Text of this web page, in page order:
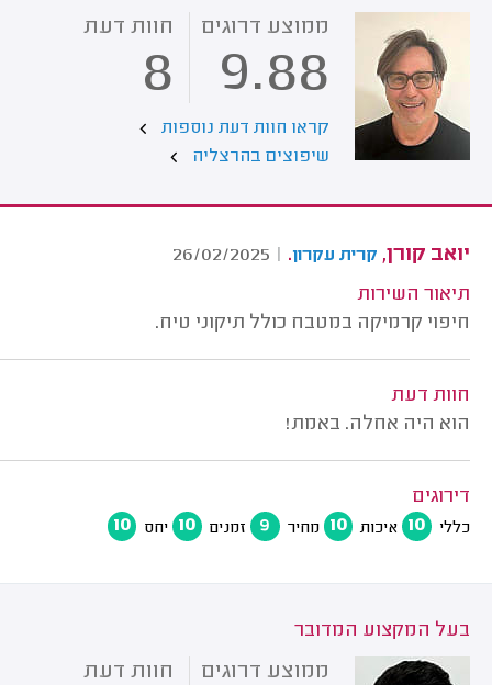
ממוצע דרוגים
9.88
חוות דעת
8
קראו חוות דעת נוספות
שיפוצים בהרצליה
יואב קורן, קרית עקרון.
|
26/02/2025
תיאור השירות
חיפוי קרמיקה במטבח כולל תיקוני טיח.
חוות דעת
הוא היה אחלה. באמת!
דירוגים
כללי 10 איכות 10 מחיר 9 זמנים 10 יחס 10
בעל המקצוע המדובר
ממוצע דרוגים חוות דעת